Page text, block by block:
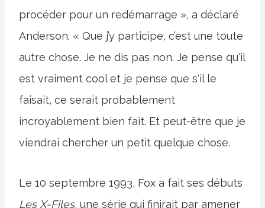
procéder pour un redémarrage », a déclaré
Anderson. « Que j’y participe, c’est une toute
autre chose. Je ne dis pas non. Je pense qu'il
est vraiment cool et je pense que s'il le
faisait, ce serait probablement
incroyablement bien fait. Et peut-être que je
viendrai chercher un petit quelque chose.
Le 10 septembre 1993, Fox a fait ses débuts
Les X-Files, une série qui finirait par amener